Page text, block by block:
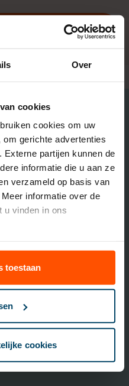
Over
cookies
cookies om uw
gerichte advertenties
partijen kunnen de
informatie die u aan ze
verzameld op basis van
informatie over de
u vinden in ons
toestaan
cookies